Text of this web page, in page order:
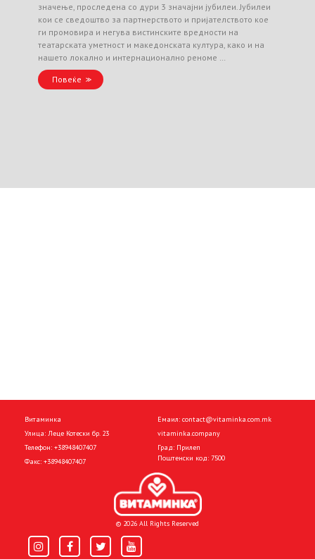
значење, проследена со дури 3 значајни јубилеи. Јубилеи
кои се сведоштво за партнерството и пријателството кое
ги промовира и негува вистинските вредности на
театарската уметност и македонската култура, како и на
нашето локално и интернационално реноме …
Повеќе
Витаминка
Улица: Леце Котески бр. 23
Телефон: +38948407407
Факс: +38948407407
Емаил: contact@vitaminka.com.mk
vitaminka.company
Град: Прилеп
Поштенски код: 7500
© 2026 All Rights Reserved